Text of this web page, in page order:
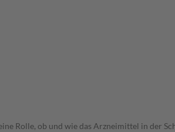
Rolle, ob und wie das Arzneimittel in der